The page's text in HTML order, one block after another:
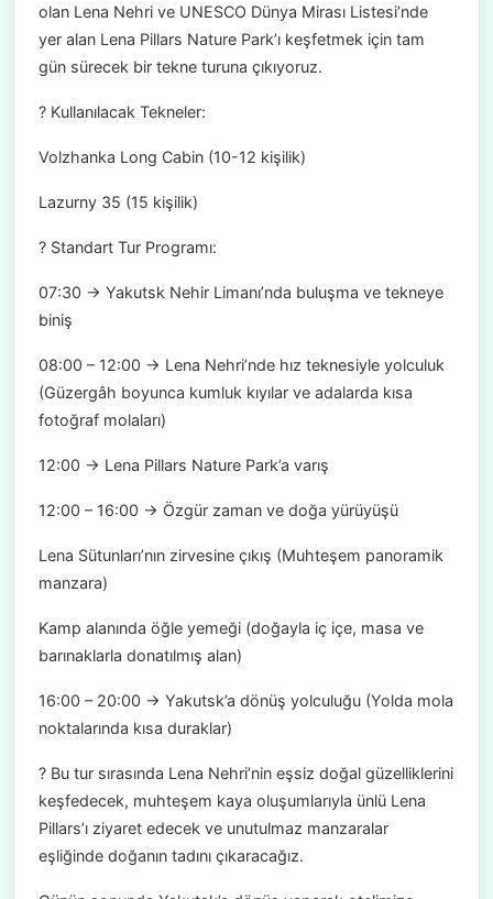
olan Lena Nehri ve UNESCO Dünya Mirası Listesi’nde
yer alan Lena Pillars Nature Park’ı keşfetmek için tam
gün sürecek bir tekne turuna çıkıyoruz.
? Kullanılacak Tekneler:
Volzhanka Long Cabin (10-12 kişilik)
Lazurny 35 (15 kişilik)
? Standart Tur Programı:
07:30 → Yakutsk Nehir Limanı’nda buluşma ve tekneye
biniş
08:00 – 12:00 → Lena Nehri’nde hız teknesiyle yolculuk
(Güzergâh boyunca kumluk kıyılar ve adalarda kısa
fotoğraf molaları)
12:00 → Lena Pillars Nature Park’a varış
12:00 – 16:00 → Özgür zaman ve doğa yürüyüşü
Lena Sütunları’nın zirvesine çıkış (Muhteşem panoramik
manzara)
Kamp alanında öğle yemeği (doğayla iç içe, masa ve
barınaklarla donatılmış alan)
16:00 – 20:00 → Yakutsk’a dönüş yolculuğu (Yolda mola
noktalarında kısa duraklar)
? Bu tur sırasında Lena Nehri’nin eşsiz doğal güzelliklerini
keşfedecek, muhteşem kaya oluşumlarıyla ünlü Lena
Pillars’ı ziyaret edecek ve unutulmaz manzaralar
eşliğinde doğanın tadını çıkaracağız.